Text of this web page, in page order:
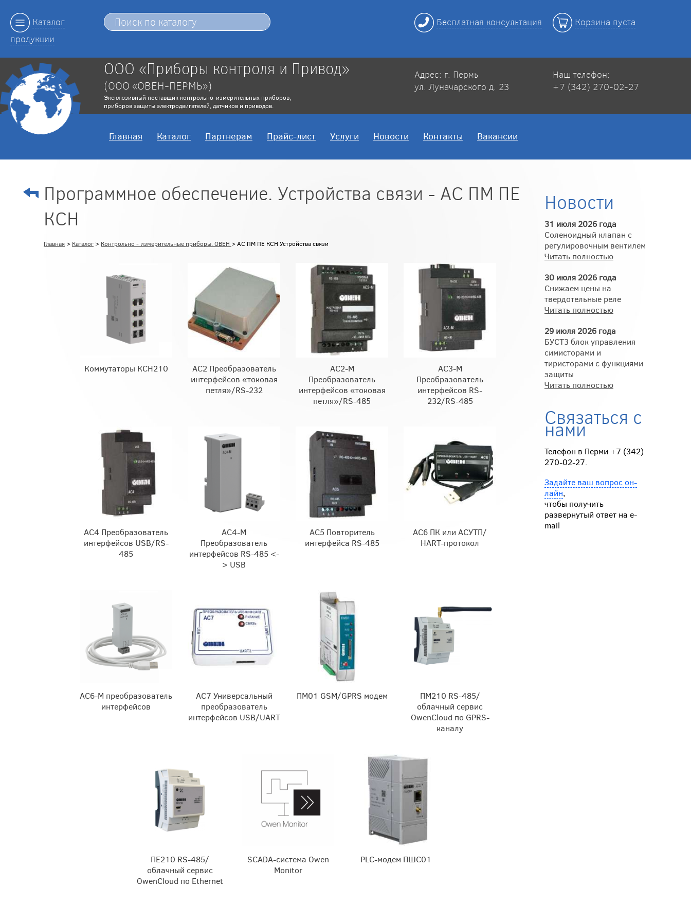
Каталог
продукции
Бесплатная консультация Корзина пуста
ООО «Приборы контроля и Привод»
(ООО «ОВЕН-ПЕРМЬ»)
Эксклюзивный поставщик контрольно-измерительных приборов,
приборов защиты электродвигателей, датчиков и приводов.
Адрес: г. Пермь
ул. Луначарского д. 23
Наш телефон:
+7 (342) 270-02-27
Главная Каталог Партнерам Прайс-лист Услуги Новости Контакты Вакансии
Программное обеспечение. Устройства связи - АС ПМ ПЕ
КСН
Главная > Каталог > Контрольно - измерительные приборы. ОВЕН > АС ПМ ПЕ КСН Устройства связи
Коммутаторы КСН210
АС2 Преобразователь
интерфейсов «токовая
петля»/RS-232
АС2-М
Преобразователь
интерфейсов «токовая
петля»/RS-485
АС3-М
Преобразователь
интерфейсов RS-
232/RS-485
АС4 Преобразователь
интерфейсов USB/RS-
485
АС4-М
Преобразователь
интерфейсов RS-485 <-
> USB
АС5 Повторитель
интерфейса RS-485
АС6 ПК или АСУТП/
НАRТ-протокол
АС6-М преобразователь
интерфейсов
АС7 Универсальный
преобразователь
интерфейсов USB/UART
ПМ01 GSM/GPRS модем
ПМ210 RS-485/
облачный сервис
OwenCloud по GPRS-
каналу
ПЕ210 RS-485/
облачный сервис
OwenCloud по Ethernet
SCADA-система Owen
Monitor
PLC-модем ПШС01
Новости
31 июля 2026 года
Соленоидный клапан с
регулировочным вентилем
Читать полностью
30 июля 2026 года
Снижаем цены на
твердотельные реле
Читать полностью
29 июля 2026 года
БУСТ3 блок управления
симисторами и
тиристорами с функциями
защиты
Читать полностью
Связаться с
нами
Телефон в Перми +7 (342)
270-02-27.
Задайте ваш вопрос он-
лайн,
чтобы получить
развернутый ответ на e-
mail